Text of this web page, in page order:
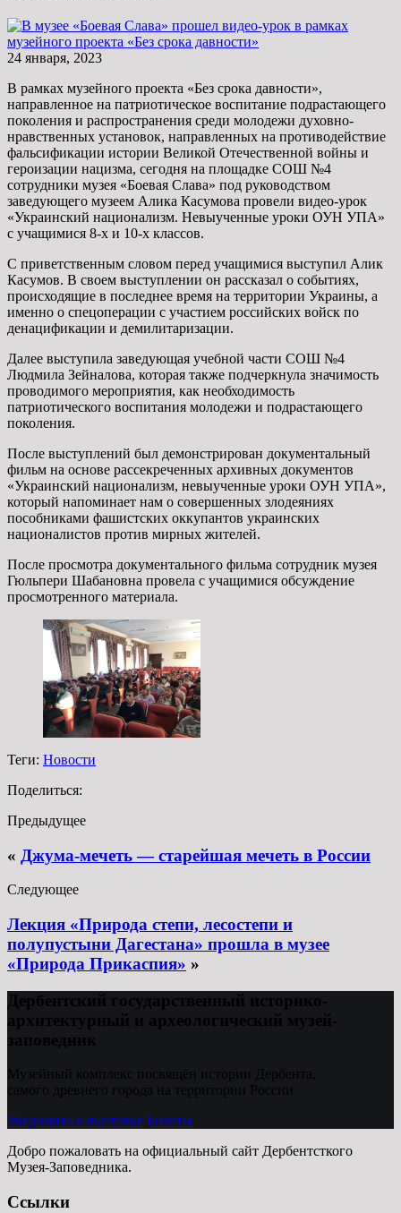
24 января, 2023
В рамках музейного проекта «Без срока давности»,
направленное на патриотическое воспитание подрастающего
поколения и распространения среди молодежи духовно-
нравственных установок, направленных на противодействие
фальсификации истории Великой Отечественной войны и
героизации нацизма, сегодня на площадке СОШ №4
сотрудники музея «Боевая Слава» под руководством
заведующего музеем Алика Касумова провели видео-урок
«Украинский национализм. Невыученные уроки ОУН УПА»
с учащимися 8-х и 10-х классов.
С приветственным словом перед учащимися выступил Алик
Касумов. В своем выступлении он рассказал о событиях,
происходящие в последнее время на территории Украины, а
именно о спецоперации с участием российских войск по
денацификации и демилитаризации.
Далее выступила заведующая учебной части СОШ №4
Людмила Зейналова, которая также подчеркнула значимость
проводимого мероприятия, как необходимость
патриотического воспитания молодежи и подрастающего
поколения.
После выступлений был демонстрирован документальный
фильм на основе рассекреченных архивных документов
«Украинский национализм, невыученные уроки ОУН УПА»,
который напоминает нам о совершенных злодеяниях
пособниками фашистских оккупантов украинских
националистов против мирных жителей.
После просмотра документального фильма сотрудник музея
Гюльпери Шабановна провела с учащимися обсуждение
просмотренного материала.
Теги: Новости
Поделиться:
Предыдущее
« Джума-мечеть — старейшая мечеть в России
Следующее
Лекция «Природа степи, лесостепи и
полупустыни Дагестана» прошла в музее
«Природа Прикаспия» »
Дербентский государственный историко-
архитектурный и археологический музей-
заповедник
Музейный комплекс посвящён истории Дербента,
самого древнего города на территории России
Уведомить о выставке Билеты
Добро пожаловать на официальный сайт Дербентсткого
Музея-Заповедника.
Ссылки